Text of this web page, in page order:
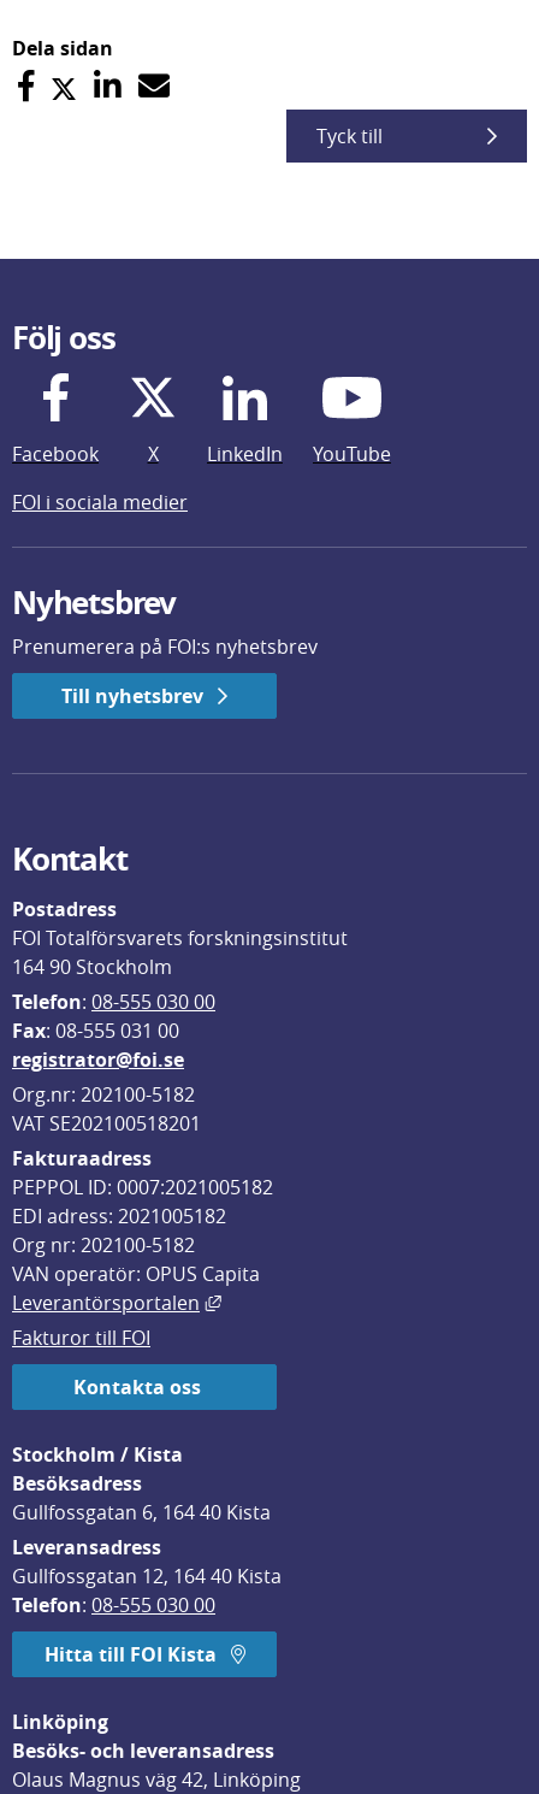
Dela sidan
Tyck till
Följ oss
Facebook X LinkedIn
YouTube
FOI i sociala medier
Nyhetsbrev
Prenumerera på FOI:s nyhetsbrev
Till nyhetsbrev
Kontakt
Postadress
FOI Totalförsvarets forskningsinstitut
164 90 Stockholm
Telefon: 08-555 030 00
Fax: 08-555 031 00
registrator@foi.se
Org.nr: 202100-5182
VAT SE202100518201
Fakturaadress
PEPPOL ID: 0007:2021005182
EDI adress: 2021005182
Org nr: 202100-5182
VAN operatör: OPUS Capita
Leverantörsportalen
Länk till annan webbplats, öppnas
Fakturor till FOI
Kontakta oss
Stockholm / Kista
Besöksadress
Gullfossgatan 6, 164 40 Kista
Leveransadress
Gullfossgatan 12, 164 40 Kista
Telefon: 08-555 030 00
Hitta till FOI Kista
Linköping
Besöks- och leveransadress
Olaus Magnus väg 42, Linköping